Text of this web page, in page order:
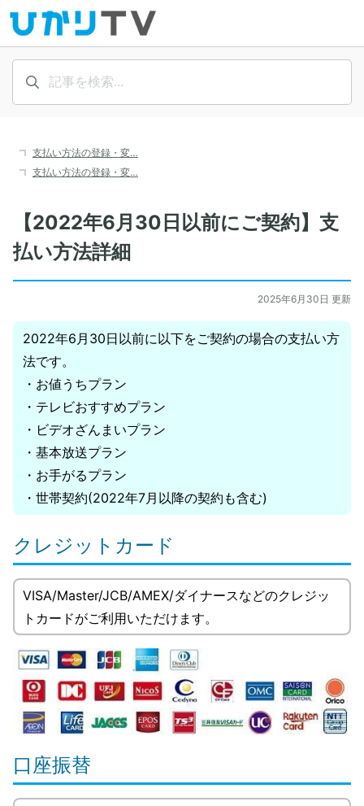
支払い方法の登録・変…
支払い方法の登録・変…
【2022年6月30日以前にご契約】支
払い方法詳細
2025年6月30日 更新
2022年6月30日以前に以下をご契約の場合の支払い方
法です。
・お値うちプラン
・テレビおすすめプラン
・ビデオざんまいプラン
・基本放送プラン
・お手がるプラン
・世帯契約(2022年7月以降の契約も含む)
クレジットカード
VISA/Master/JCB/AMEX/ダイナースなどのクレジッ
トカードがご利用いただけます。
口座振替